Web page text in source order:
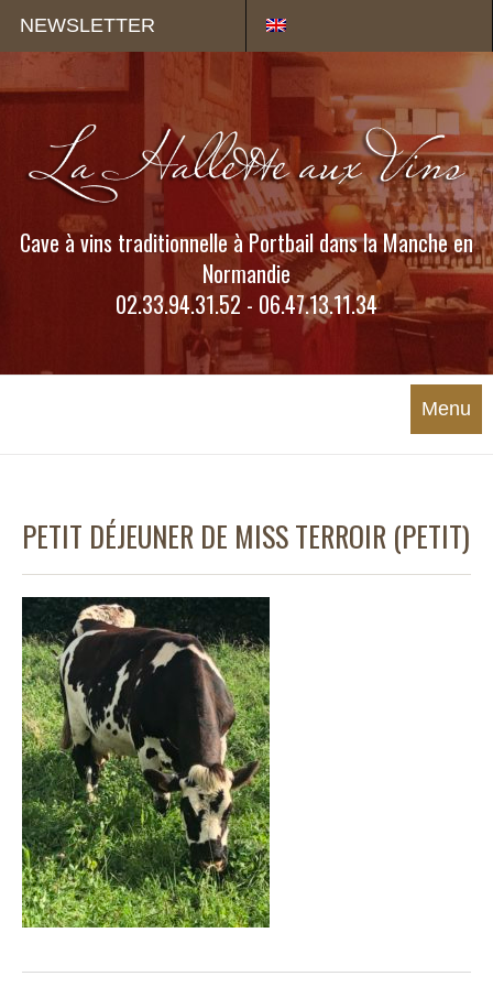
NEWSLETTER
Cave à vins traditionnelle à Portbail dans la Manche en
Normandie
02.33.94.31.52 - 06.47.13.11.34
Menu
PETIT DÉJEUNER DE MISS TERROIR (PETIT)
Panneau de gestion des cookies